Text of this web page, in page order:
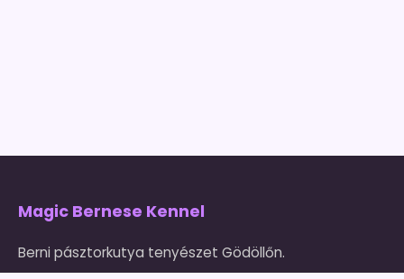
Magic Bernese Kennel
Berni pásztorkutya tenyészet Gödöllőn.